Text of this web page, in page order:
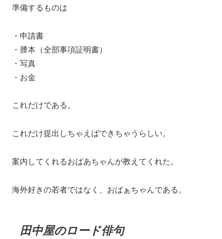
準備するものは
・申請書
・謄本（全部事項証明書）
・写真
・お金
これだけである。
これだけ提出しちゃえばできちゃうらしい。
案内してくれるおばあちゃんが教えてくれた。
海外好きの若者ではなく、おばぁちゃんである。
田中屋のロード俳句